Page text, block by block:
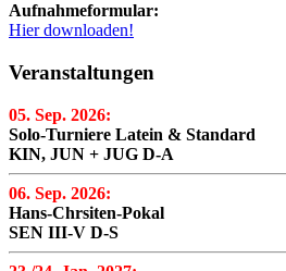
Aufnahmeformular:
Hier downloaden!
Veranstaltungen
05. Sep. 2026:
Solo-Turniere Latein & Standard
KIN, JUN + JUG D-A
06. Sep. 2026:
Hans-Chrsiten-Pokal
SEN III-V D-S